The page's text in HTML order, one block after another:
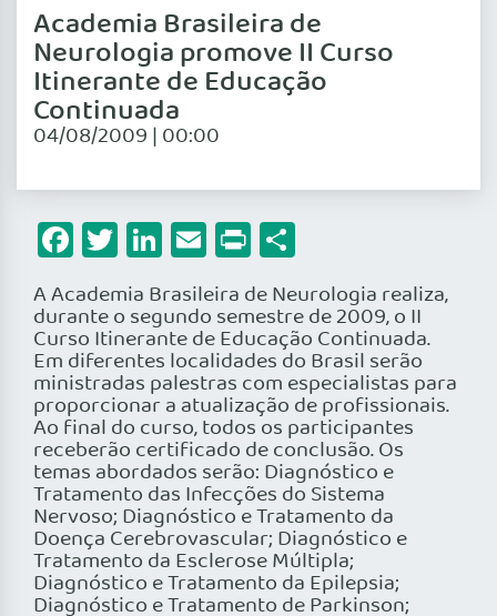
Academia Brasileira de
Neurologia promove II Curso
Itinerante de Educação
Continuada
04/08/2009 | 00:00
Facebook
Twitter
LinkedIn
Email
Print
A Academia Brasileira de Neurologia realiza,
durante o segundo semestre de 2009, o II
Curso Itinerante de Educação Continuada.
Em diferentes localidades do Brasil serão
ministradas palestras com especialistas para
proporcionar a atualização de profissionais.
Ao final do curso, todos os participantes
receberão certificado de conclusão. Os
temas abordados serão: Diagnóstico e
Tratamento das Infecções do Sistema
Nervoso; Diagnóstico e Tratamento da
Doença Cerebrovascular; Diagnóstico e
Tratamento da Esclerose Múltipla;
Diagnóstico e Tratamento da Epilepsia;
Diagnóstico e Tratamento de Parkinson;